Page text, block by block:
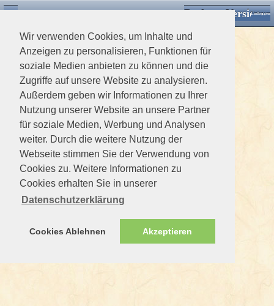
Wir verwenden Cookies, um Inhalte und
Anzeigen zu personalisieren, Funktionen für
soziale Medien anbieten zu können und die
Zugriffe auf unsere Website zu analysieren.
Außerdem geben wir Informationen zu Ihrer
Nutzung unserer Website an unsere Partner
für soziale Medien, Werbung und Analysen
weiter. Durch die weitere Nutzung der
Webseite stimmen Sie der Verwendung von
Cookies zu. Weitere Informationen zu
Cookies erhalten Sie in unserer
Datenschutzerklärung
Cookies Ablehnen Akzeptieren
Desktop VersionEinloggen